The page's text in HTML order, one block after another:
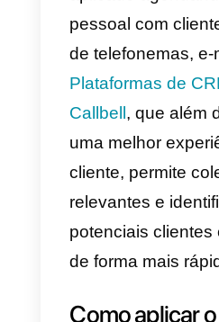
partir disso,
durante a
maiores
vendedor
instantâneo
persuadi-lo,
do produto e